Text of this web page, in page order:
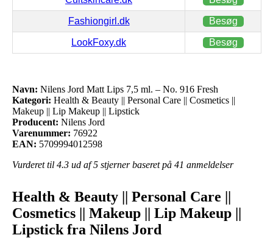
Fashiongirl.dk Besøg
LookFoxy.dk Besøg
Navn: Nilens Jord Matt Lips 7,5 ml. – No. 916 Fresh
Kategori: Health & Beauty || Personal Care || Cosmetics ||
Makeup || Lip Makeup || Lipstick
Producent: Nilens Jord
Varenummer: 76922
EAN: 5709994012598
Vurderet til 4.3 ud af 5 stjerner baseret på 41 anmeldelser
Health & Beauty || Personal Care ||
Cosmetics || Makeup || Lip Makeup ||
Lipstick fra Nilens Jord